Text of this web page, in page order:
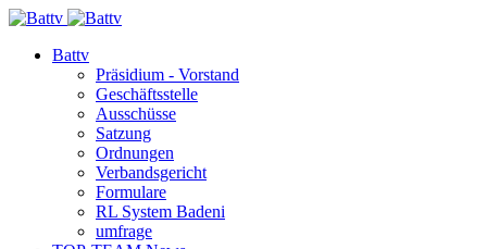
Battv
Präsidium - Vorstand
Geschäftsstelle
Ausschüsse
Satzung
Ordnungen
Verbandsgericht
Formulare
RL System Badeni
umfrage